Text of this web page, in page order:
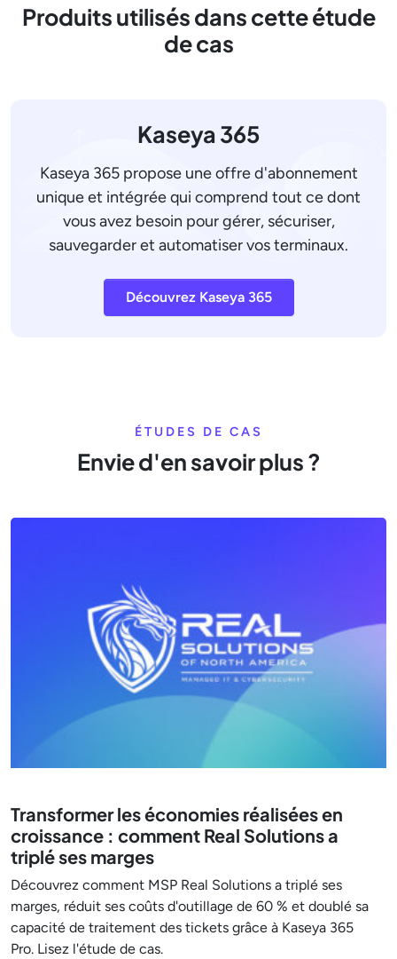
Produits utilisés dans cette étude
de cas
Kaseya 365
Kaseya 365 propose une offre d'abonnement
unique et intégrée qui comprend tout ce dont
vous avez besoin pour gérer, sécuriser,
sauvegarder et automatiser vos terminaux.
Découvrez Kaseya 365
ÉTUDES DE CAS
Envie d'en savoir plus ?
Transformer les économies réalisées en
croissance : comment Real Solutions a
triplé ses marges
Découvrez comment MSP Real Solutions a triplé ses
marges, réduit ses coûts d'outillage de 60 % et doublé sa
capacité de traitement des tickets grâce à Kaseya 365
Pro. Lisez l'étude de cas.